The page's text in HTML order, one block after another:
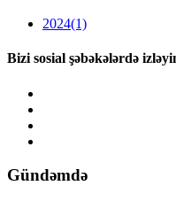
2024(1)
Bizi sosial şəbəkələrdə
Gündəmdə